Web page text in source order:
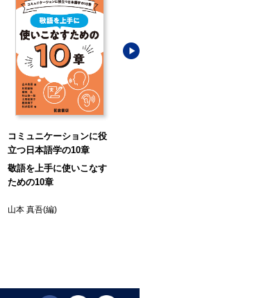
コミュニケーションに役
立つ日本語学の10章
敬語を上手に使いこなす
ための10章
山本 真吾(編)